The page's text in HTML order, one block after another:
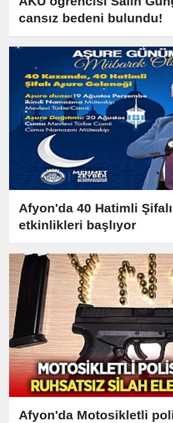
cansız bedeni bulundu!
Afyon'da 40 Hatimli
etkinlikleri başlıyor
Afyon'da Motosikletli